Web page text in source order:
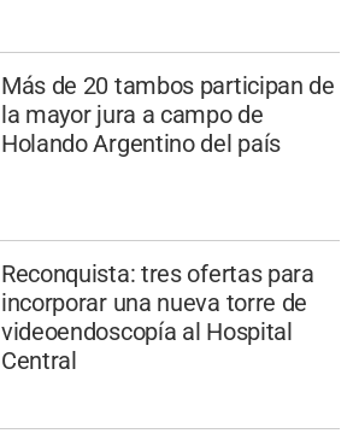
Más de 20 tambos participan de
la mayor jura a campo de
Holando Argentino del país
Reconquista: tres ofertas para
incorporar una nueva torre de
videoendoscopía al Hospital
Central